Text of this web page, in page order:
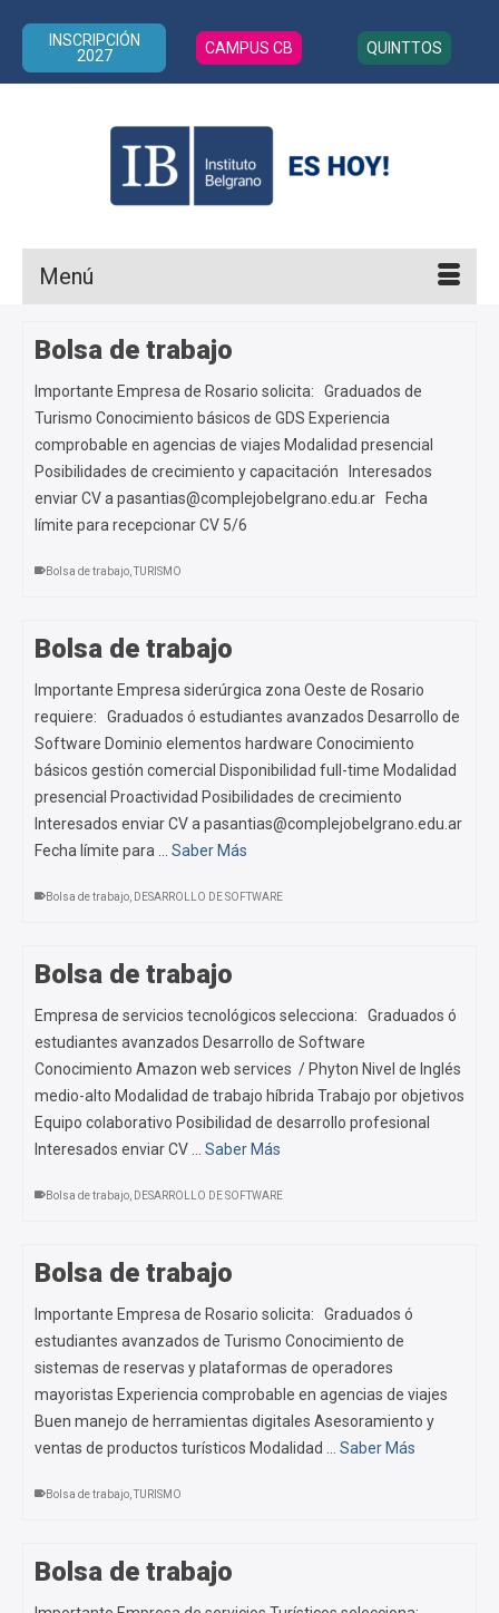
INSCRIPCIÓN
2027
CAMPUS CB QUINTTOS
Menú
Bolsa de trabajo
Importante Empresa de Rosario solicita: Graduados de
Turismo Conocimiento básicos de GDS Experiencia
comprobable en agencias de viajes Modalidad presencial
Posibilidades de crecimiento y capacitación Interesados
enviar CV a pasantias@complejobelgrano.edu.ar Fecha
límite para recepcionar CV 5/6
Bolsa de trabajo ,TURISMO
Bolsa de trabajo
Importante Empresa siderúrgica zona Oeste de Rosario
requiere: Graduados ó estudiantes avanzados Desarrollo de
Software Dominio elementos hardware Conocimiento
básicos gestión comercial Disponibilidad full-time Modalidad
presencial Proactividad Posibilidades de crecimiento
Interesados enviar CV a pasantias@complejobelgrano.edu.ar
Fecha límite para … Saber Más
Bolsa de trabajo DESARROLLO DE SOFTWARE
Bolsa de trabajo
Empresa de servicios tecnológicos selecciona: Graduados ó
estudiantes avanzados Desarrollo de Software
Conocimiento Amazon web services / Phyton Nivel de Inglés
medio-alto Modalidad de trabajo híbrida Trabajo por objetivos
Equipo colaborativo Posibilidad de desarrollo profesional
Interesados enviar CV … Saber Más
Bolsa de trabajo DESARROLLO DE SOFTWARE
Bolsa de trabajo
Importante Empresa de Rosario solicita: Graduados ó
estudiantes avanzados de Turismo Conocimiento de
sistemas de reservas y plataformas de operadores
mayoristas Experiencia comprobable en agencias de viajes
Buen manejo de herramientas digitales Asesoramiento y
ventas de productos turísticos Modalidad … Saber Más
Bolsa de trabajo ,TURISMO
Bolsa de trabajo